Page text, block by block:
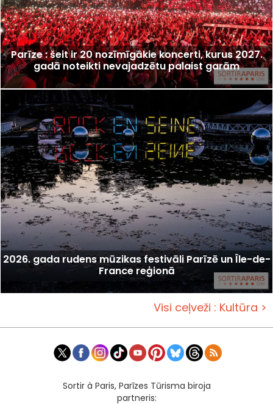
Parīze : šeit ir 20 nozīmīgākie koncerti, kurus 2027.
gadā noteikti nevajadzētu palaist garām
2026. gada rudens mūzikas festivāli Parīzē un Île-de-
France reģionā
Visi ceļveži : Kultūra >
Sortir à Paris, Parīzes Tūrisma biroja
partneris: